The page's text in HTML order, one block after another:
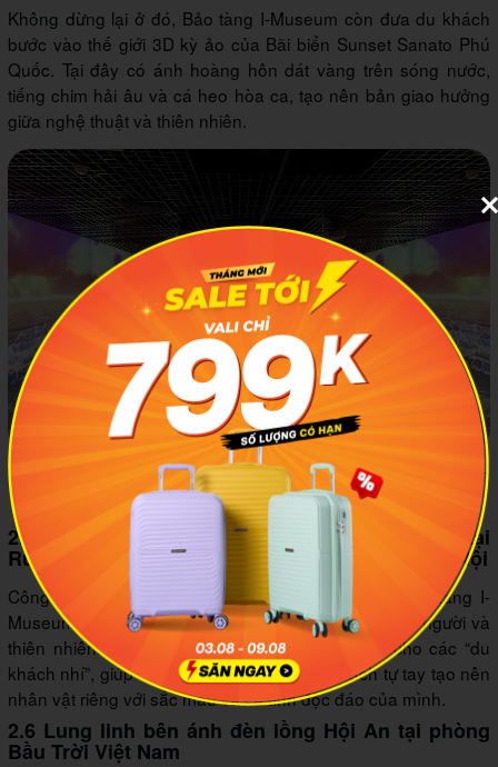
Không dừng lại ở đó, Bảo tàng I-Museum còn đưa du khách
bước vào thế giới 3D kỳ ảo của Bãi biển Sunset Sanato Phú
Quốc. Tại đây có ánh hoàng hôn dát vàng trên sóng nước,
tiếng chim hải âu và cá heo hòa ca, tạo nên bản giao hưởng
giữa nghệ thuật và thiên nhiên.
Rảo bước trên bãi biển Phú Quốc ngay tại Bảo tàng I-Museum
Hà Nội. Ảnh minh họa: Klook
2.5 Chiêm ngưỡng công nghệ media tiên tiến tại
Rừng Nguyên Sinh của Bảo tàng I-Museum Hà Nội
Công nghệ Media Wall 3D Mapping hiện đại tại Bảo tàng I-
Museum mở ra hành trình tương tác kỳ thú giữa con người và
thiên nhiên. Nơi đây giúp khơi gợi óc sáng tạo cho các “du
khách nhí”, giúp các em học sinh hay du khách tự tay tạo nên
nhân vật riêng với sắc màu và cá tính độc đáo của mình.
2.6 Lung linh bên ánh đèn lồng Hội An tại phòng
Bầu Trời Việt Nam